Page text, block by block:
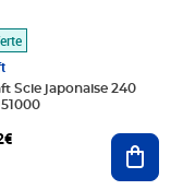
Scie japonaise 240